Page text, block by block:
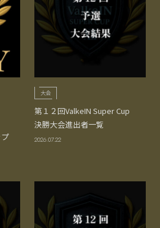
大会
第１２回ValkeIN Super Cup
決勝大会進出者一覧
2026.07.22